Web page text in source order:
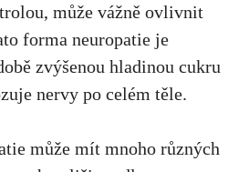
může​ vážně ovlivnit
forma neuropatie je
zvýšenou hladinou cukru
nervy ⁣po celém těle.
může mít‌ mnoho různých⁤